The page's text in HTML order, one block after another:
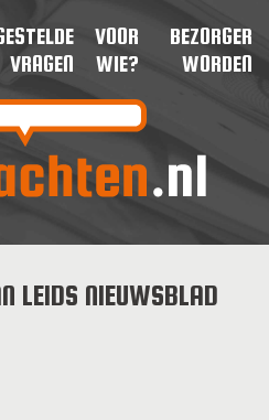
VRAGEN
VOOR
WIE?
BEZORGER
WORDEN
LEIDS NIEUWSBLAD